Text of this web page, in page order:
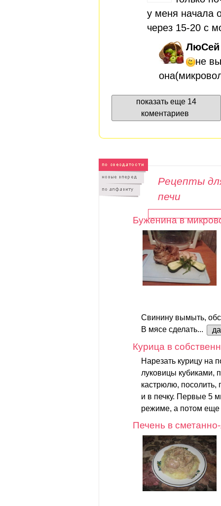
у меня начала
через 15-20 с
ЛюСей
не
показать еще 14
коментариев
Рецепты
печи
Буженина в
Свинину вымыть,
В мясе сделать...
Курица в
Нарезать курицу на
луковицы кубиками,
кастрюлю,
и в печку. Первые 5
режиме, а потом
Печень в